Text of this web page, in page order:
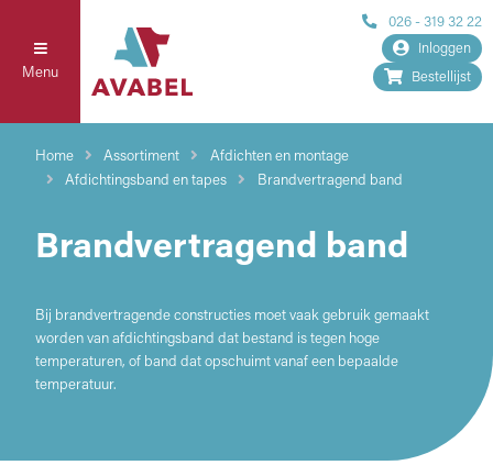
Menu
026 - 319 32 22
Inloggen
Bestellijst
Home Assortiment
Afdichten en montage
Afdichtingsband en tapes
Brandvertragend band
Brandvertragend band
Bij brandvertragende constructies moet vaak gebruik gemaakt
worden van afdichtingsband dat bestand is tegen hoge
temperaturen, of band dat opschuimt vanaf een bepaalde
temperatuur.